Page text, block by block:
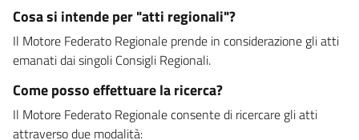
Cosa si intende per "atti regionali"?
Il Motore Federato Regionale prende in considerazione gli atti
emanati dai singoli Consigli Regionali.
Come posso effettuare la ricerca?
Il Motore Federato Regionale consente di ricercare gli atti
attraverso due modalità: